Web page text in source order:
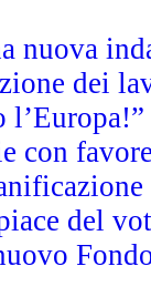
nuova
dei
l’Europa!”
con
del